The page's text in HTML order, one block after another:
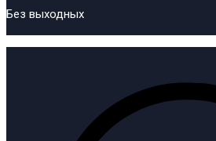
Без выходных